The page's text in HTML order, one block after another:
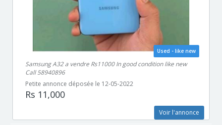
Used - like new
Samsung A32 a vendre Rs11000 In good condition like new
Call 58940896
Petite annonce déposée le 12-05-2022
Rs 11,000
Voir l'annonce